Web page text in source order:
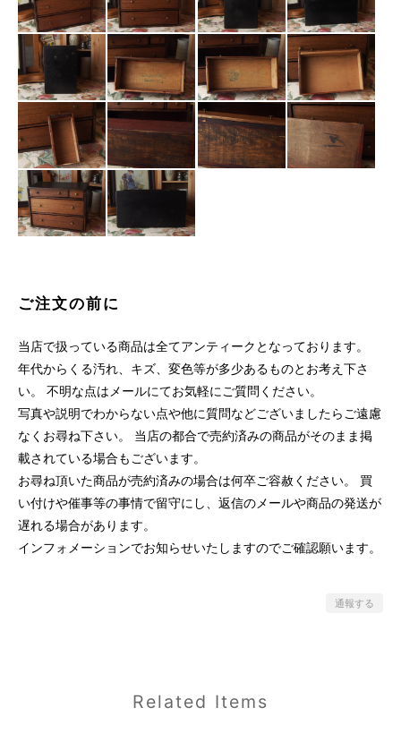
ご注文の前に
当店で扱っている商品は全てアンティークとなっております。
年代からくる汚れ、キズ、変色等が多少あるものとお考え下さ
い。 不明な点はメールにてお気軽にご質問ください。
写真や説明でわからない点や他に質問などございましたらご遠慮
なくお尋ね下さい。 当店の都合で売約済みの商品がそのまま掲
載されている場合もございます。
お尋ね頂いた商品が売約済みの場合は何卒ご容赦ください。 買
い付けや催事等の事情で留守にし、返信のメールや商品の発送が
遅れる場合があります。
インフォメーションでお知らせいたしますのでご確認願います。
通報する
Related Items